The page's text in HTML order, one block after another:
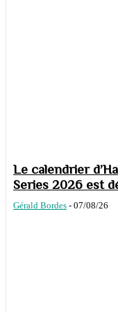
Le calendrier
Series 2026 est
Gérald Bordes - 07/08/26